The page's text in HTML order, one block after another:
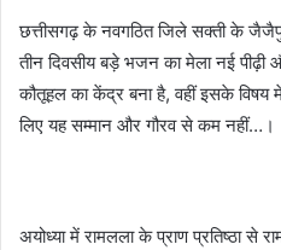
छत्तीसगढ़ के नवगठित जिले सक्ती के
तीन दिवसीय बड़े भजन का मेला नई पीढ़ी
कौतूहल का केंद्र बना है, वहीं इसके
लिए यह सम्मान और गौरव से कम नहीं…।
अयोध्या में रामलला के प्राण प्रतिष्ठा से